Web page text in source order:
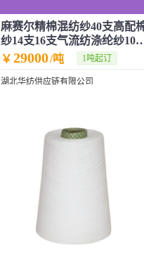
麻赛尔精棉混纺纱40支高配
纱14支16支气流纺涤纶纱10
21支现货
￥ 29000/吨 1吨起订
湖北华纺供应链有限公司